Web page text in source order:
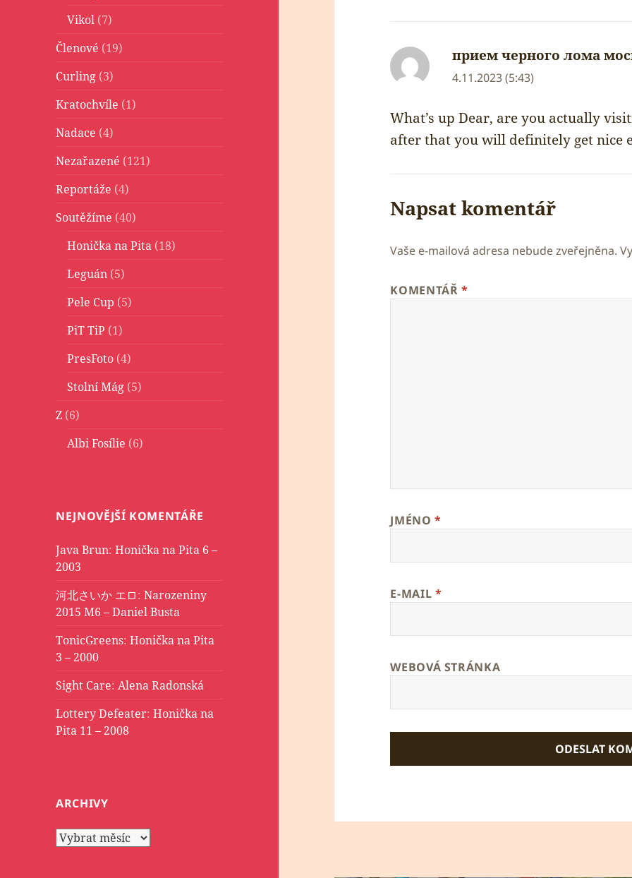
Vikol (7)
Členové (19)
Curling (3)
Kratochvíle (1)
Nadace (4)
Nezařazené (121)
Reportáže (4)
Soutěžíme (40)
Honička na Pita (18)
Leguán (5)
Pele Cup (5)
PiT TiP (1)
PresFoto (4)
Stolní Mág (5)
Z (6)
Albi Fosílie (6)
NEJNOVĚJŠÍ KOMENTÁŘE
Java Brun:Honička na Pita 6 –
2003
河北さいか エロ:Narozeniny
2015 M6 – Daniel Busta
TonicGreens:Honička na Pita
3 – 2000
Sight Care:Alena Radonská
Lottery Defeater:Honička na
Pita 11 – 2008
ARCHIVY
Archivy
прием черного лома
4.11.2023 (5:43)
What’s up Dear, are you actually
after that you will definitely get nice
Napsat komentář
Vaše e-mailová adresa nebude zveřejněna.
KOMENTÁŘ*
JMÉNO*
E-MAIL *
WEBOVÁ STRÁNKA